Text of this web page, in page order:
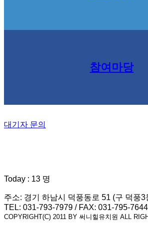
참여마당
대기자 문의
Today : 13 명
주소: 경기 하남시 덕풍동로 51 (구 덕풍3
TEL: 031-793-7979 / FAX: 031-795-7644
COPYRIGHT(C) 2011 BY 써니힐유치원 ALL